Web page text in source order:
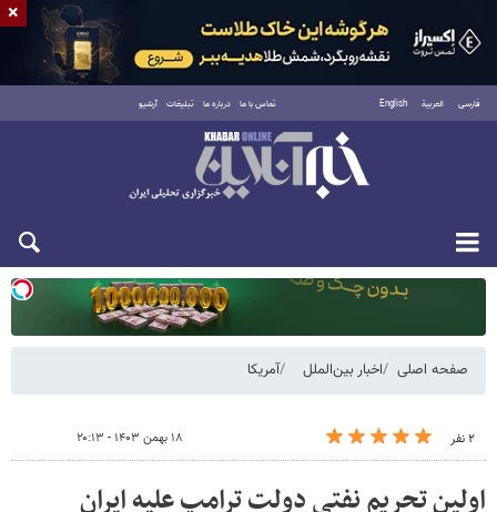
فارسی العربية English تماس با ما درباره ما تبلیغات آرشیو
یکشنبه ۱۸ مرداد ۱۴۰۵
صفحه اصلی اخبار بین‌الملل آمریکا
۲ نفر ۱۸ بهمن ۱۴۰۳ - ۲۰:۱۳
اولین تحریم نفتی دولت ترامپ علیه ایران
×